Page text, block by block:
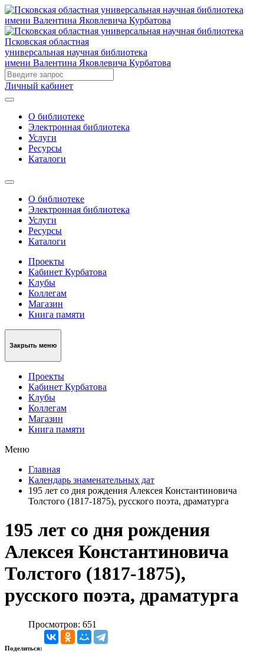
Псковская областная
универсальная научная библиотека
имени Валентина Яковлевича Курбатова
Личный кабинет
О библиотеке
Электронная библиотека
Услуги
Ресурсы
Каталоги
О библиотеке
Электронная библиотека
Услуги
Ресурсы
Каталоги
Проекты
Кабинет Курбатова
Клубы
Коллегам
Магазин
Книга памяти
Закрыть меню
Проекты
Кабинет Курбатова
Клубы
Коллегам
Магазин
Книга памяти
Меню
Главная
Календарь знаменательных дат
195 лет со дня рождения Алексея Константиновича
Толстого (1817-1875), русского поэта, драматурга
195 лет со дня рождения
Алексея Константиновича
Толстого (1817-1875),
русского поэта, драматурга
Просмотров: 651
Поделиться: